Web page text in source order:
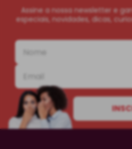
Assine a nossa newsletter e
especiais, novidades, dicas,